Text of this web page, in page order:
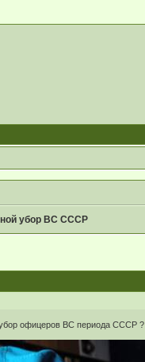
убор ВС СССР
убор офицеров ВС периода СССР ?